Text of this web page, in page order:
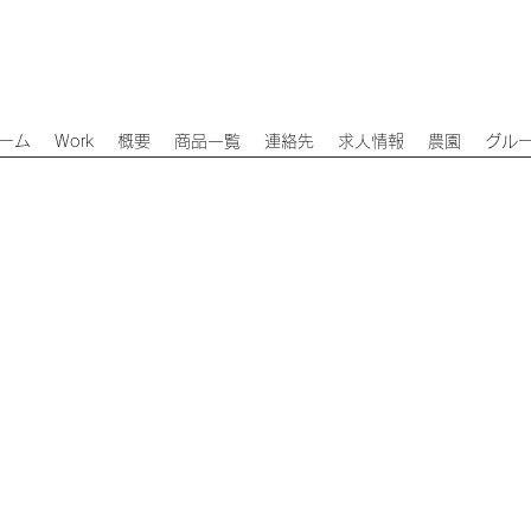
ム Work 概要 商品一覧 連絡先 求人情報 農園 グル